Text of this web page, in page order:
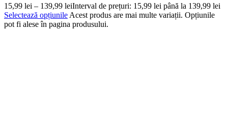
15,99 lei – 139,99 leiInterval de prețuri: 15,99 lei până la 139,99 lei
Selectează opțiunile Acest produs are mai multe variații. Opțiunile
pot fi alese în pagina produsului.